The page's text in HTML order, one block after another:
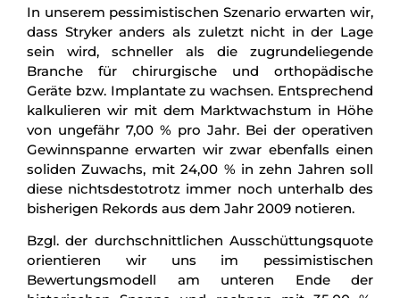
In unserem pessimistischen Szenario erwarten wir,
dass Stryker anders als zuletzt nicht in der Lage
sein wird, schneller als die zugrundeliegende
Branche für chirurgische und orthopädische
Geräte bzw. Implantate zu wachsen. Entsprechend
kalkulieren wir mit dem Marktwachstum in Höhe
von ungefähr 7,00 % pro Jahr. Bei der operativen
Gewinnspanne erwarten wir zwar ebenfalls einen
soliden Zuwachs, mit 24,00 % in zehn Jahren soll
diese nichtsdestotrotz immer noch unterhalb des
bisherigen Rekords aus dem Jahr 2009 notieren.
Bzgl. der durchschnittlichen Ausschüttungsquote
orientieren wir uns im pessimistischen
Bewertungsmodell am unteren Ende der